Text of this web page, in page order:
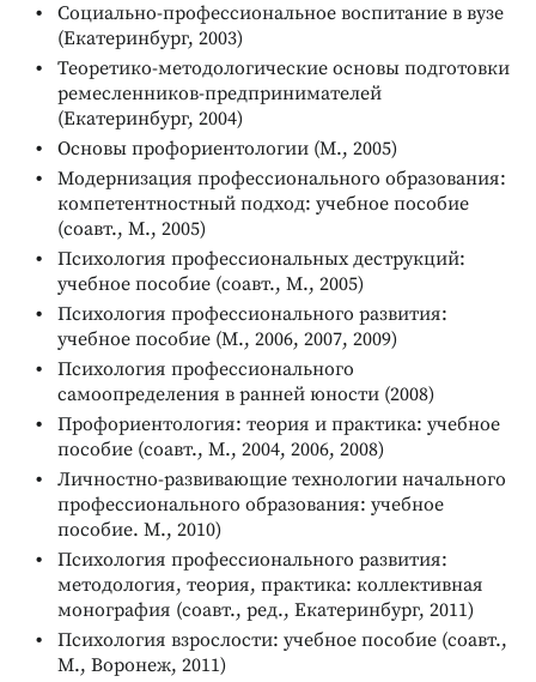
Социально-профессиональное воспитание в вузе
(Екатеринбург, 2003)
Теоретико-методологические основы подготовки
ремесленников-предпринимателей
(Екатеринбург, 2004)
Основы профориентологии (М., 2005)
Модернизация профессионального образования:
компетентностный подход: учебное пособие
(соавт., М., 2005)
Психология профессиональных деструкций:
учебное пособие (соавт., М., 2005)
Психология профессионального развития:
учебное пособие (М., 2006, 2007, 2009)
Психология профессионального
самоопределения в ранней юности (2008)
Профориентология: теория и практика: учебное
пособие (соавт., М., 2004, 2006, 2008)
Личностно-развивающие технологии начального
профессионального образования: учебное
пособие. М., 2010)
Психология профессионального развития:
методология, теория, практика: коллективная
монография (соавт., ред., Екатеринбург, 2011)
Психология взрослости: учебное пособие (соавт.,
М., Воронеж, 2011)